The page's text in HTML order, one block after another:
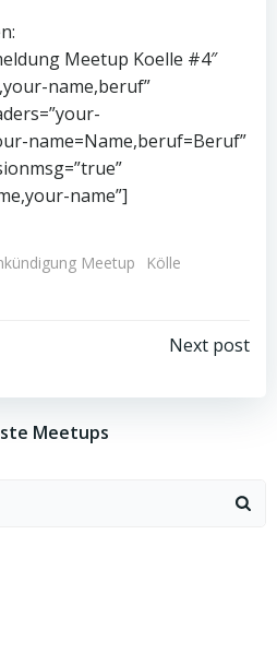
Meetup Koelle #4″
name,beruf”
name=Name,beruf=Beruf”
name”]
Meetup
Kölle
Next post
Meetups